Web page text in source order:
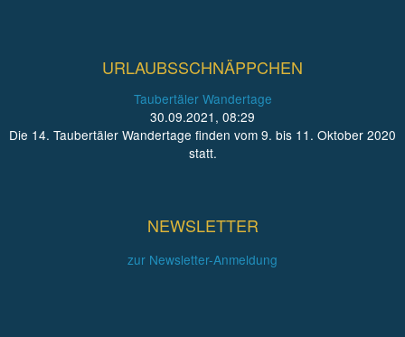
URLAUBSSCHNÄPPCHEN
Taubertäler Wandertage
30.09.2021, 08:29
Die 14. Taubertäler Wandertage finden vom 9. bis 11. Oktober 2020
statt.
NEWSLETTER
zur Newsletter-Anmeldung